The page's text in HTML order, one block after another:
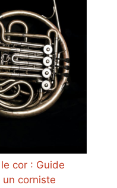
cor : Guide
corniste